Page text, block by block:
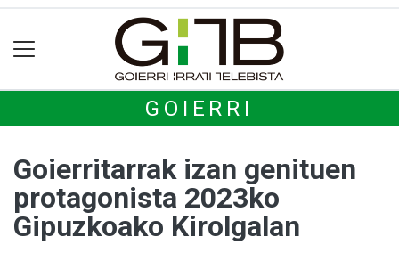
GOIERRI
Goierritarrak izan genituen
protagonista 2023ko
Gipuzkoako Kirolgalan